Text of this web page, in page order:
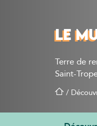
LE
Terre de
Saint-
/